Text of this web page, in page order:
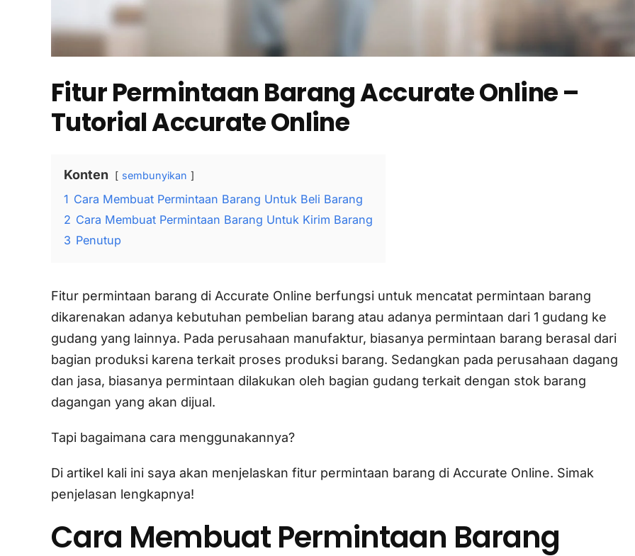
Fitur Permintaan Barang Accurate Online –
Tutorial Accurate Online
Konten sembunyikan
1 Cara Membuat Permintaan Barang Untuk Beli Barang
2 Cara Membuat Permintaan Barang Untuk Kirim Barang
3 Penutup
Fitur permintaan barang di Accurate Online berfungsi untuk mencatat permintaan barang
dikarenakan adanya kebutuhan pembelian barang atau adanya permintaan dari 1 gudang ke
gudang yang lainnya. Pada perusahaan manufaktur, biasanya permintaan barang berasal dari
bagian produksi karena terkait proses produksi barang. Sedangkan pada perusahaan dagang
dan jasa, biasanya permintaan dilakukan oleh bagian gudang terkait dengan stok barang
dagangan yang akan dijual.
Tapi bagaimana cara menggunakannya?
Di artikel kali ini saya akan menjelaskan fitur permintaan barang di Accurate Online. Simak
penjelasan lengkapnya!
Cara Membuat Permintaan Barang